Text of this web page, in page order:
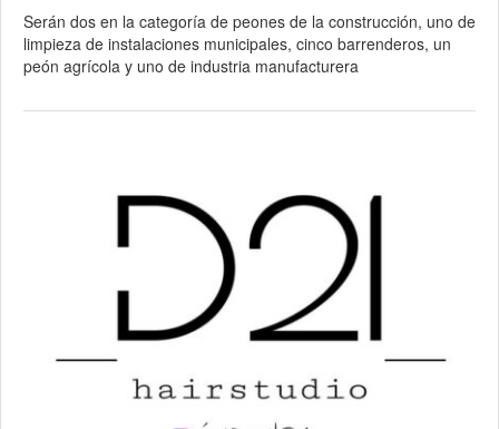
Serán dos en la categoría de peones de la construcción, uno de
limpieza de instalaciones municipales, cinco barrenderos, un
peón agrícola y uno de industria manufacturera